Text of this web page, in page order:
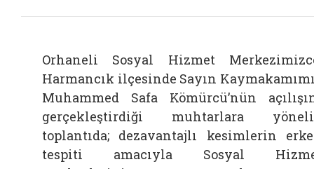
Orhaneli Sosyal Hizmet
Harmancık ilçesinde Sayın
Muhammed Safa Kömürcü’nün
gerçekleştirdiği muhtarlara
toplantıda; dezavantajlı kesimlerin
tespiti amacıyla Sosyal